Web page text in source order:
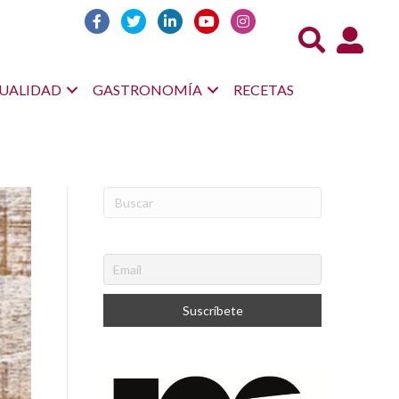
Acceso
GASTRONOMÍA RECETAS